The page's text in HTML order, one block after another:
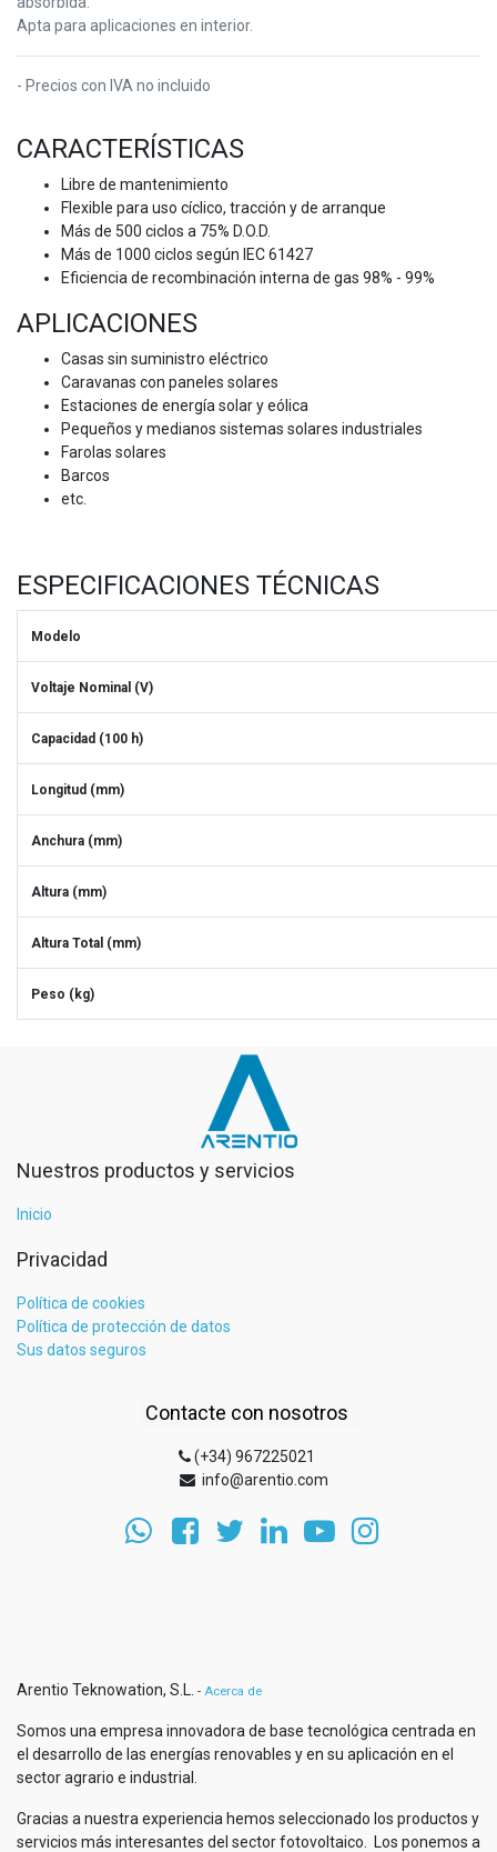
Apta para aplicaciones en interior.
- Precios con IVA no incluido
CARACTERÍSTICAS
Libre de mantenimiento
Flexible para uso cíclico, tracción y de arranque
Más de 500 ciclos a 75% D.O.D.
Más de 1000 ciclos según IEC 61427
Eficiencia de recombinación interna de gas 98% - 99%
APLICACIONES
Casas sin suministro eléctrico
Caravanas con paneles solares
Estaciones de energía solar y eólica
Pequeños y medianos sistemas solares industriales
Farolas solares
Barcos
etc.
ESPECIFICACIONES TÉCNICAS
Modelo
Voltaje Nominal (V)
Capacidad (100 h)
Longitud (mm)
Anchura (mm)
Altura (mm)
Altura Total (mm)
Peso (kg)
Nuestros productos y servicios
Inicio
Privacidad
Política de cookies
Política de protección de datos
Sus datos seguros
Contacte con nosotros
(+34) 967225021
info@arentio.com
Arentio Teknowation, S.L. - Acerca de
Somos una empresa innovadora de base tecnológica centrada en
el desarrollo de las energías renovables y en su aplicación en el
sector agrario e industrial.
Gracias a nuestra experiencia hemos seleccionado los productos y
servicios más interesantes del sector fotovoltaico. Los ponemos a